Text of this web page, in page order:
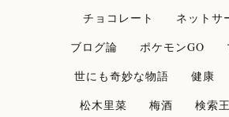
チョコレート
ネットサ
ブログ論
ポケモンGO
世にも奇妙な物語
健康
松木里菜
梅酒 検索